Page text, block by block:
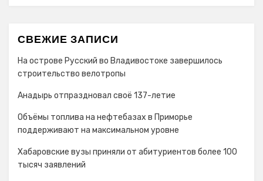
СВЕЖИЕ ЗАПИСИ
На острове Русский во Владивостоке завершилось
строительство велотропы
Анадырь отпраздновал своё 137-летие
Объёмы топлива на нефтебазах в Приморье
поддерживают на максимальном уровне
Хабаровские вузы приняли от абитуриентов более 100
тысяч заявлений